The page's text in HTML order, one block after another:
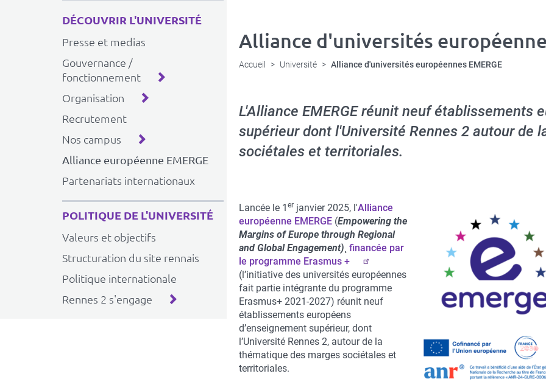
DÉCOUVRIR L'UNIVERSITÉ
Presse et medias
Gouvernance /
fonctionnement
Organisation
Recrutement
Nos campus
Alliance européenne EMERGE
Partenariats internationaux
POLITIQUE DE L'UNIVERSITÉ
Valeurs et objectifs
Structuration du site rennais
Politique internationale
Rennes 2 s'engage
Alliance d'universités
Accueil Université Alliance d'universités européennes EMERGE
L'Alliance EMERGE réunit neuf établissements
supérieurdont l'Université Rennes 2 autour de
sociétales et territoriales.
Lancée le 1 er janvier 2025, l'Alliance
européenne EMERGE (Empowering the
Margins of Europe through Regional
and Global Engagement) financée par
le programme Erasmus +
(l’initiative des universités européennes
fait partie intégrante du programme
Erasmus+ 2021-2027) réunit neuf
établissements européens
d’enseignement supérieur, dont
l’Université Rennes 2, autour de la
thématique des marges sociétales et
territoriales.